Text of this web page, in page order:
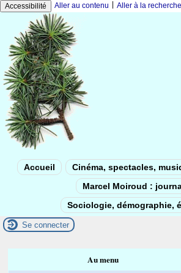
Accessibilité Aller au contenu Aller à la recherche
Accueil Cinéma, spectacles,
Marcel Moiroud :
Sociologie, démographie,
Se connecter
Au menu